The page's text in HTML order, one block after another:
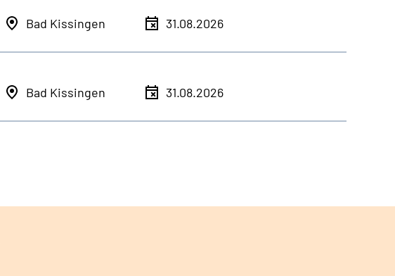
Bad Kissingen 31.08.2026
Bad Kissingen 31.08.2026